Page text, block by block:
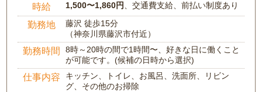
時給 1,500〜1,860円、交通費支給、前払い制度あり
勤務地
藤沢 徒歩15分
（神奈川県藤沢市付近）
勤務時間
8時～20時の間で1時間〜、好きな日に働くこと
が可能です。(候補の日時から選択)
仕事内容
キッチン、トイレ、お風呂、洗面所、リビン
グ、その他のお掃除